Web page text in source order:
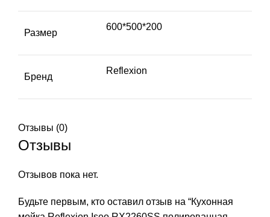
Размер
600*500*200
Бренд
Reflexion
Отзывы (0)
Отзывы
Отзывов пока нет.
Будьте первым, кто оставил отзыв на “Кухонная